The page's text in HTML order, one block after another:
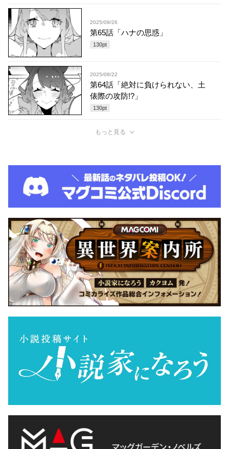
2025/09/26
第65話「ハナの思惑」
130pt
2025/08/22
第64話「絶対に負けられない、土
俵際の攻防!?」
130pt
もっと見る